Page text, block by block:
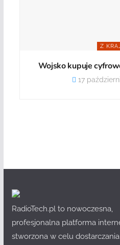
Z
Wojsko kupuje
17
RadioTech.pl to nowoczesna,
profesjonalna platforma
stworzona w celu